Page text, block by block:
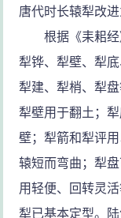
唐代时长辕犁改
根据《耒耜经
犁铧、犁壁、犁
犁建、犁梢、犁
犁壁用于翻土；
壁；犁箭和犁评
辕短而弯曲；犁
用轻便、回转灵
犁已基本定型。